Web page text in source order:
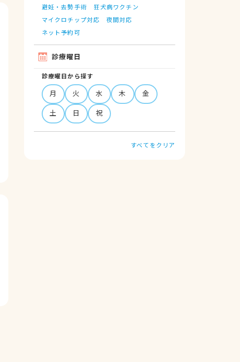
避妊・去勢手術
狂犬病ワクチン
マイクロチップ対応
夜間対応
ネット予約可
診療曜日
診療曜日から探す
月 火 水 木
金
土
日 祝
すべてをクリア